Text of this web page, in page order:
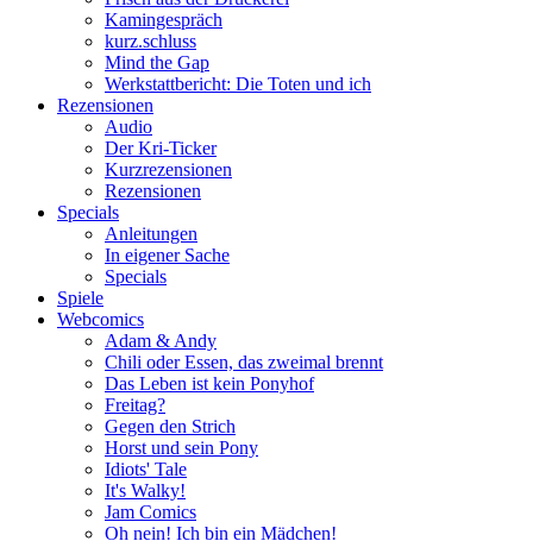
Kamingespräch
kurz.schluss
Mind the Gap
Werkstattbericht: Die Toten und ich
Rezensionen
Audio
Der Kri-Ticker
Kurzrezensionen
Rezensionen
Specials
Anleitungen
In eigener Sache
Specials
Spiele
Webcomics
Adam & Andy
Chili oder Essen, das zweimal brennt
Das Leben ist kein Ponyhof
Freitag?
Gegen den Strich
Horst und sein Pony
Idiots' Tale
It's Walky!
Jam Comics
Oh nein! Ich bin ein Mädchen!